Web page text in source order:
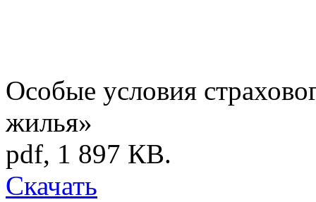
Особые условия
жилья»
pdf, 1 897 КB.
Скачать